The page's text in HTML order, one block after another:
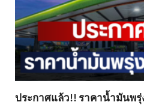
ประกาศแล้ว!! ราคาน้ำมันพรุ่